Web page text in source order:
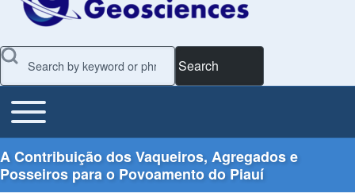
Search
Main Menu
Toggle main menu
A Contribuição dos Vaqueiros, Agregados e
Posseiros para o Povoamento do Piauí